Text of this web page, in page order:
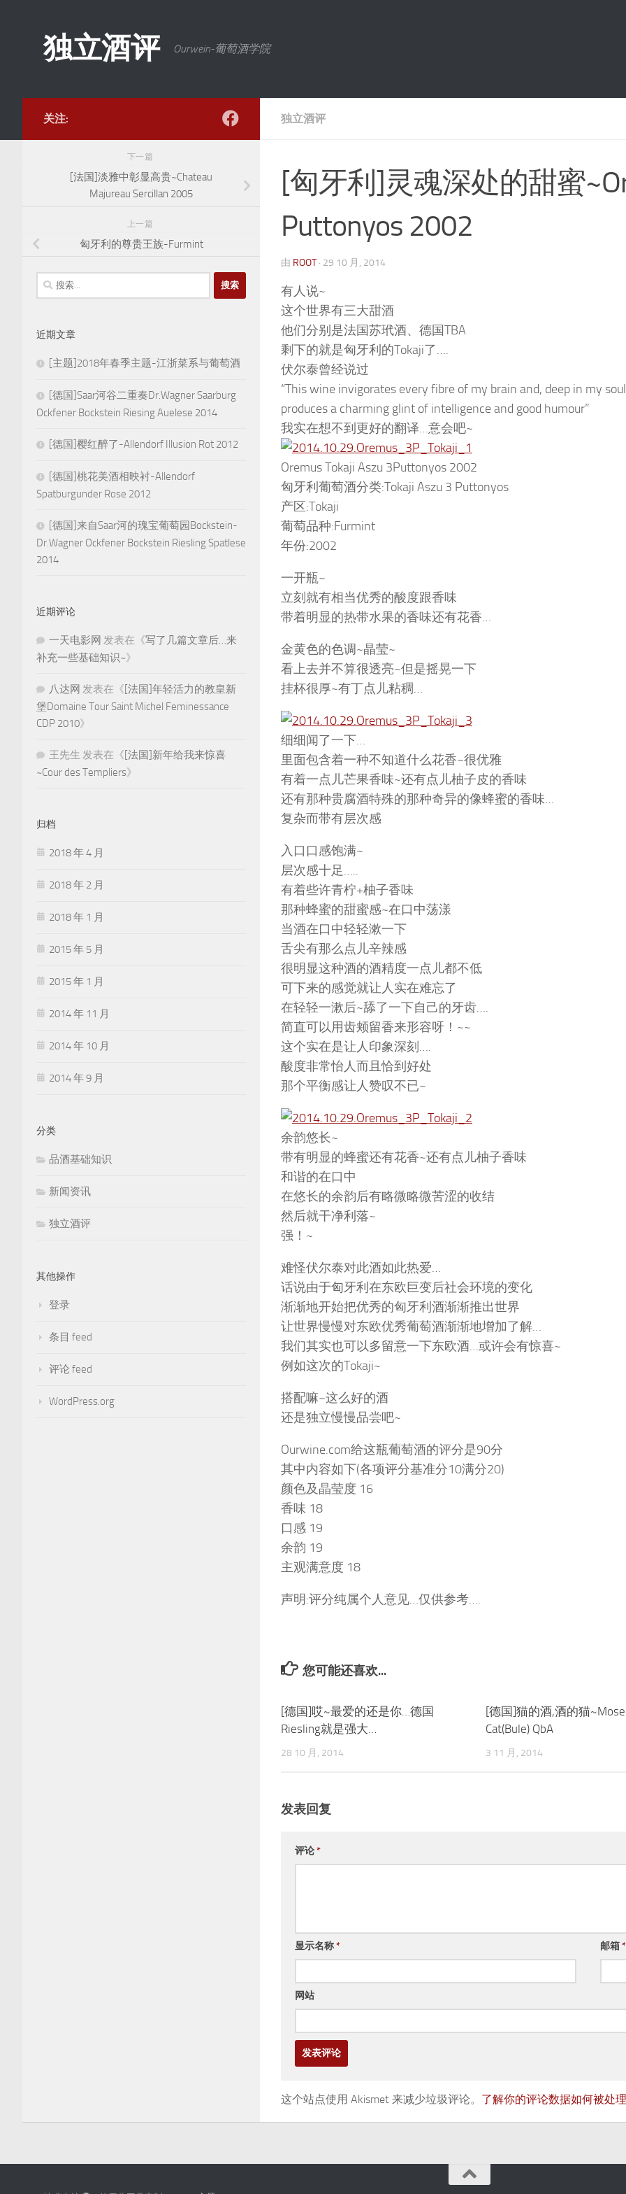
独立酒评 Ourwein-葡萄酒学院
独立酒评
[匈牙利]灵魂深处的甜蜜
Puttonyos 2002
由 ROOT · 29 10 月, 2014
有人说~
这个世界有三大甜酒
他们分别是法国苏玳酒、德国TBA
剩下的就是匈牙利的Tokaji了….
伏尔泰曾经说过
“This wine invigorates every fibre of my brain and, deep in my
produces a charming glint of intelligence and good humour”
我实在想不到更好的翻译…意会吧~
Oremus Tokaji Aszu 3Puttonyos 2002
匈牙利葡萄酒分类:Tokaji Aszu 3 Puttonyos
产区:Tokaji
葡萄品种:Furmint
年份:2002
一开瓶~
立刻就有相当优秀的酸度跟香味
带着明显的热带水果的香味还有花香…
金黄色的色调~晶莹~
看上去并不算很透亮~但是摇晃一下
挂杯很厚~有丁点儿粘稠…
细细闻了一下…
里面包含着一种不知道什么花香~很优雅
有着一点儿芒果香味~还有点儿柚子皮的香味
还有那种贵腐酒特殊的那种奇异的像蜂蜜的香味…
复杂而带有层次感
入口口感饱满~
层次感十足…..
有着些许青柠+柚子香味
那种蜂蜜的甜蜜感~在口中荡漾
当酒在口中轻轻漱一下
舌尖有那么点儿辛辣感
很明显这种酒的酒精度一点儿都不低
可下来的感觉就让人实在难忘了
在轻轻一漱后~舔了一下自己的牙齿….
简直可以用齿颊留香来形容呀！~~
这个实在是让人印象深刻….
酸度非常怡人而且恰到好处
那个平衡感让人赞叹不已~
余韵悠长~
带有明显的蜂蜜还有花香~还有点儿柚子香味
和谐的在口中
在悠长的余韵后有略微略微苦涩的收结
然后就干净利落~
强！~
难怪伏尔泰对此酒如此热爱…
话说由于匈牙利在东欧巨变后社会环境的变化
渐渐地开始把优秀的匈牙利酒渐渐推出世界
让世界慢慢对东欧优秀葡萄酒渐渐地增加了解…
我们其实也可以多留意一下东欧酒…或许会有惊喜~
例如这次的Tokaji~
搭配嘛~这么好的酒
还是独立慢慢品尝吧~
Ourwine.com给这瓶葡萄酒的评分是90分
其中内容如下(各项评分基准分10满分20)
颜色及晶莹度 16
香味 18
口感 19
余韵 19
主观满意度 18
声明:评分纯属个人意见…仅供参考….
您可能还喜欢...
[德国]哎~最爱的还是你…德国
Riesling就是强大…
28 10 月, 2014
[德国]猫的酒,酒的猫
Cat(Bule) QbA
3 11 月, 2014
发表回复
评论*
显示名称* 邮箱*
网站
这个站点使用 Akismet 来减少垃圾评论。 了解你的评论数据如何被处理
关注:
下一篇
[法国]淡雅中彰显高贵~Chateau
Majureau Sercillan 2005
上一篇
匈牙利的尊贵王族-Furmint
搜
索：
近期文章
[主题]2018年春季主题-江浙菜系与葡萄酒
[德国]Saar河谷二重奏Dr.Wagner Saarburg
Ockfener Bockstein Riesing Auelese 2014
[德国]樱红醉了-Allendorf Illusion Rot 2012
[德国]桃花美酒相映衬-Allendorf
Spatburgunder Rose 2012
[德国]来自Saar河的瑰宝葡萄园Bockstein-
Dr.Wagner Ockfener Bockstein Riesling Spatlese
2014
近期评论
一天电影网 发表在《写了几篇文章后…来
补充一些基础知识~》
八达网 发表在《[法国]年轻活力的教皇新
堡Domaine Tour Saint Michel Feminessance
CDP 2010》
王先生 发表在《[法国]新年给我来惊喜
~Cour des Templiers》
归档
2018 年 4 月
2018 年 2 月
2018 年 1 月
2015 年 5 月
2015 年 1 月
2014 年 11 月
2014 年 10 月
2014 年 9 月
分类
品酒基础知识
新闻资讯
独立酒评
其他操作
登录
条目 feed
评论 feed
WordPress.org